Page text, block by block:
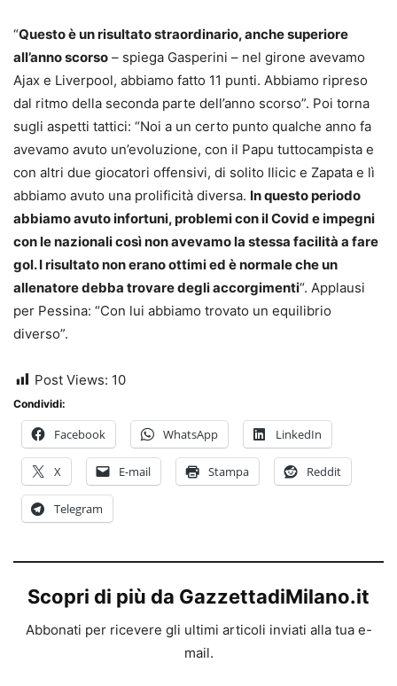
“Questo è un risultato straordinario, anche superiore
all’anno scorso – spiega Gasperini – nel girone avevamo
Ajax e Liverpool, abbiamo fatto 11 punti. Abbiamo ripreso
dal ritmo della seconda parte dell’anno scorso”. Poi torna
sugli aspetti tattici: “Noi a un certo punto qualche anno fa
avevamo avuto un’evoluzione, con il Papu tuttocampista e
con altri due giocatori offensivi, di solito Ilicic e Zapata e lì
abbiamo avuto una prolificità diversa. In questo periodo
abbiamo avuto infortuni, problemi con il Covid e impegni
con le nazionali così non avevamo la stessa facilità a fare
gol. I risultato non erano ottimi ed è normale che un
allenatore debba trovare degli accorgimenti“. Applausi
per Pessina: “Con lui abbiamo trovato un equilibrio
diverso”.
Post Views: 10
Condividi:
Facebook WhatsApp LinkedIn
X E-mail Stampa Reddit
Telegram
Scopri di più da GazzettadiMilano.it
Abbonati per ricevere gli ultimi articoli inviati alla tua e-
mail.